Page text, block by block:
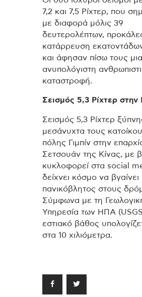
7,2 και 7,5 Ρίχτερ, που
με διαφορά μόλις 39
δευτερολέπτων,
κατάρρευση
και άφησαν πίσω τους μια
ανυπολόγιστη
καταστροφή.
Σεισμός 5,3 Ρίχτερ στην
Σεισμός 5,3 Ρίχτερ
μεσάνυχτα τους
πόλης Γιμπίν στην
Σετσουάν της Κίνας, με
κυκλοφορεί στα social
δείχνει κόσμο να βγαίνει
πανικόβλητος στους
Σύμφωνα με τη
Υπηρεσία των ΗΠΑ
εστιακό βάθος
στα 10 χιλιόμετρα.